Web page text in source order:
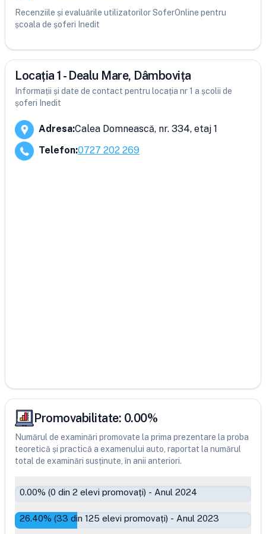
Recenziile și evaluările utilizatorilor SoferOnline pentru
școala de șoferi Inedit
Locația 1 - Dealu Mare, Dâmbovița
Informații și date de contact pentru locația nr 1 a școlii de
șoferi Inedit
Adresa:Calea Domnească, nr. 334, etaj 1
Telefon:0727 202 269
Promovabilitate: 0.00%
Numărul de examinări promovate la prima prezentare la proba
teoretică și practică a examenului auto, raportat la numărul
total de examinări susținute, în anii anteriori.
0.00% (0 din 2 elevi promovați) - Anul 2024
26.40% (33 din 125 elevi promovați) - Anul 2023